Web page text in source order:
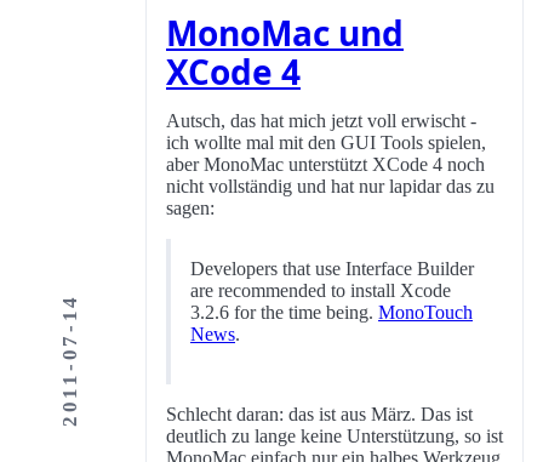
2011-07-14
MonoMac und
XCode 4
Autsch, das hat mich jetzt voll erwischt -
ich wollte mal mit den GUI Tools spielen,
aber MonoMac unterstützt XCode 4 noch
nicht vollständig und hat nur lapidar das zu
sagen:
Developers that use Interface Builder
are recommended to install Xcode
3.2.6 for the time being. MonoTouch
News.
Schlecht daran: das ist aus März. Das ist
deutlich zu lange keine Unterstützung, so ist
MonoMac einfach nur ein halbes Werkzeug